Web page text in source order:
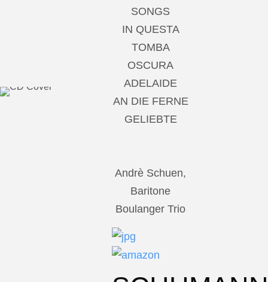
SONGS
IN QUESTA
TOMBA
OSCURA
ADELAIDE
AN DIE FERNE
GELIEBTE
Andrè Schuen,
Baritone
Boulanger Trio